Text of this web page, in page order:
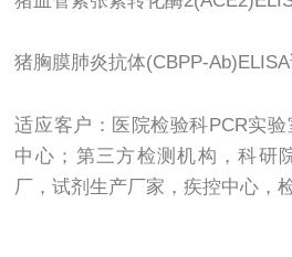
猪胸膜肺炎抗体(CBPP-
适应客户：医院检验科PCR实
中心；第三方检测机构，科研
厂，试剂生产厂家，疾控中心，